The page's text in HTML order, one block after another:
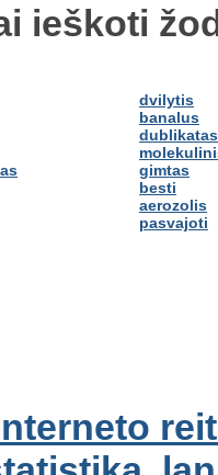
ieškoti
dvilytis
banalus
dublikatas
gimtas
besti
aerozolis
pasvajoti